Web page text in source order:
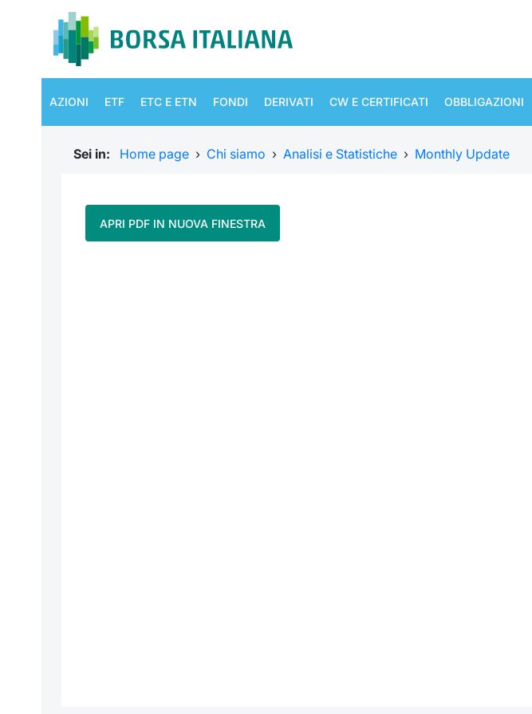
AZIONI ETF ETC E ETN FONDI DERIVATI CW E CERTIFICATI OBBLIGAZIONI
Sei in: Home page › Chi siamo › Analisi e Statistiche › Monthly Update
APRI PDF IN NUOVA FINESTRA